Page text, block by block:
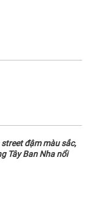
đậm màu sắc,
Tây Ban Nha nổi